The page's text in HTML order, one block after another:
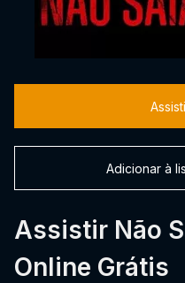
Assistir Não
Online Grátis
Adicionar à